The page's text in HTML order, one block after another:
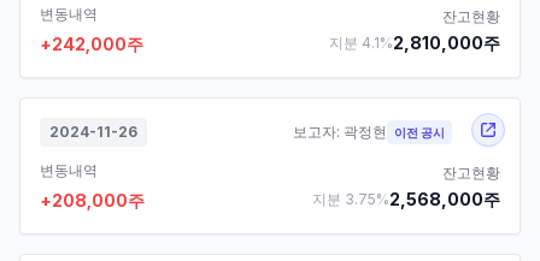
변동내역
+242,000주
잔고현황
지분 4.1%2,810,000주
2024-11-26 보고자: 곽정현 이전 공시
변동내역
+208,000주
잔고현황
지분 3.75%2,568,000주